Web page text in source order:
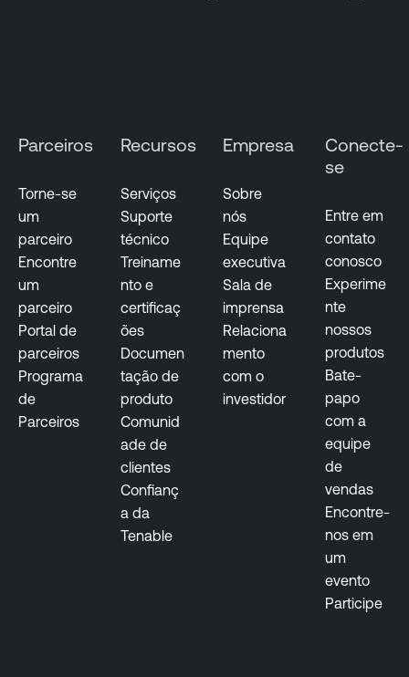
u
i
t
y
Parceiros
Torne-se
um
parceiro
Encontre
um
parceiro
Portal de
parceiros
Programa
de
Parceiros
Recursos
Serviços
Suporte
técnico
Treiname
nto e
certificaç
ões
Documen
tação de
produto
Comunid
ade de
clientes
Confianç
a da
Tenable
Empresa
Sobre
nós
Equipe
executiva
Sala de
imprensa
Relaciona
mento
com o
investidor
Conecte-
se
Entre em
contato
conosco
Experime
nte
nossos
produtos
Bate-
papo
com a
equipe
de
vendas
Encontre-
nos em
um
evento
Participe